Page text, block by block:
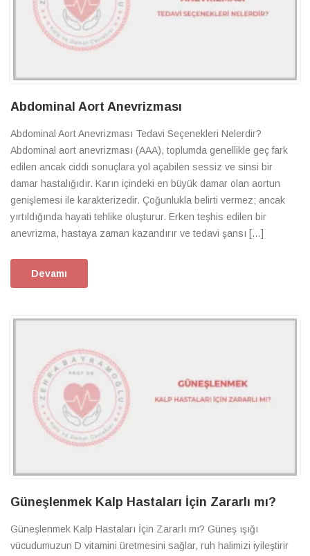
Abdominal Aort Anevrizması
Abdominal Aort Anevrizması Tedavi Seçenekleri Nelerdir?
Abdominal aort anevrizması (AAA), toplumda genellikle geç fark
edilen ancak ciddi sonuçlara yol açabilen sessiz ve sinsi bir
damar hastalığıdır. Karın içindeki en büyük damar olan aortun
genişlemesi ile karakterizedir. Çoğunlukla belirti vermez; ancak
yırtıldığında hayati tehlike oluşturur. Erken teşhis edilen bir
anevrizma, hastaya zaman kazandırır ve tedavi şansı […]
Devamı
Güneşlenmek Kalp Hastaları İçin Zararlı mı?
Güneşlenmek Kalp Hastaları İçin Zararlı mı? Güneş ışığı
vücudumuzun D vitamini üretmesini sağlar, ruh halimizi iyileştirir